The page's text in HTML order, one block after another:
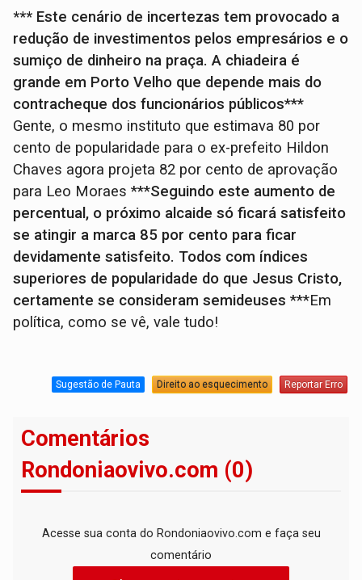
*** Este cenário de incertezas tem provocado a
redução de investimentos pelos empresários e o
sumiço de dinheiro na praça. A chiadeira é
grande em Porto Velho que depende mais do
contracheque dos funcionários públicos***
Gente, o mesmo instituto que estimava 80 por
cento de popularidade para o ex-prefeito Hildon
Chaves agora projeta 82 por cento de aprovação
para Leo Moraes ***Seguindo este aumento de
percentual, o próximo alcaide só ficará satisfeito
se atingir a marca 85 por cento para ficar
devidamente satisfeito. Todos com índices
superiores de popularidade do que Jesus Cristo,
certamente se consideram semideuses***Em
política, como se vê, vale tudo!
Sugestão de Pauta Direito ao esquecimento Reportar Erro
Comentários
Rondoniaovivo.com (0)
Acesse sua conta do Rondoniaovivo.com e faça seu
comentário